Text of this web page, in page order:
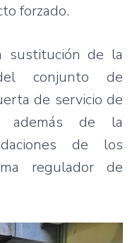
forzado.
sustitución de la
conjunto de
de servicio de
además de la
de los
regulador de